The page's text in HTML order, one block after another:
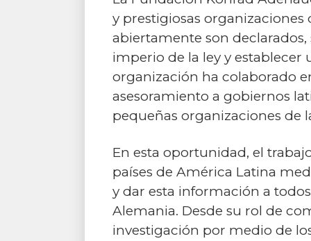
y prestigiosas
abiertamente son
imperio de la ley y establecer
organización ha colaborado
asesoramiento a gobiernos
pequeñas organizaciones de
En esta oportunidad, el
países de América Latina
y dar esta información a
Alemania. Desde su rol de
investigación por medio de